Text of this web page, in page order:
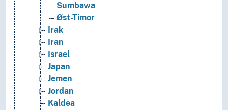
Sumbawa
Øst-Timor
Irak
Iran
Israel
Japan
Jemen
Jordan
Kaldea